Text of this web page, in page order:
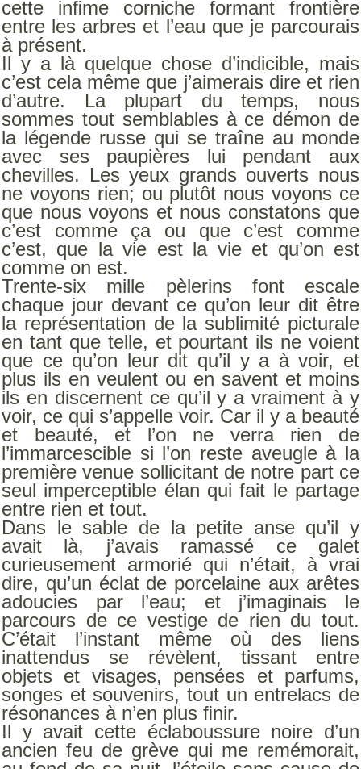
cette inﬁme corniche formant frontière
entre les arbres et l’eau que je parcourais
à présent.
Il y a là quelque chose d’indicible, mais
c’est cela même que j’aimerais dire et rien
d’autre. La plupart du temps, nous
sommes tout semblables à ce démon de
la légende russe qui se traîne au monde
avec ses paupières lui pendant aux
chevilles. Les yeux grands ouverts nous
ne voyons rien; ou plutôt nous voyons ce
que nous voyons et nous constatons que
c’est comme ça ou que c’est comme
c’est, que la vie est la vie et qu’on est
comme on est.
Trente-six mille pèlerins font escale
chaque jour devant ce qu’on leur dit être
la représentation de la sublimité picturale
en tant que telle, et pourtant ils ne voient
que ce qu’on leur dit qu’il y a à voir, et
plus ils en veulent ou en savent et moins
ils en discernent ce qu’il y a vraiment à y
voir, ce qui s’appelle voir. Car il y a beauté
et beauté, et l’on ne verra rien de
l’immarcescible si l’on reste aveugle à la
première venue sollicitant de notre part ce
seul imperceptible élan qui fait le partage
entre rien et tout.
Dans le sable de la petite anse qu’il y
avait là, j’avais ramassé ce galet
curieusement armorié qui n’était, à vrai
dire, qu’un éclat de porcelaine aux arêtes
adoucies par l’eau; et j’imaginais le
parcours de ce vestige de rien du tout.
C’était l’instant même où des liens
inattendus se révèlent, tissant entre
objets et visages, pensées et parfums,
songes et souvenirs, tout un entrelacs de
résonances à n’en plus ﬁnir.
Il y avait cette éclaboussure noire d’un
ancien feu de grève qui me remémorait,